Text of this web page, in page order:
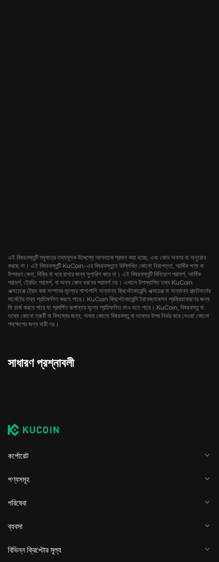
এই বিষয়বস্তুটি শুধুমাত্র তথ্যমূলক উদ্দেশ্যে আপনাকে প্রদান করা হচ্ছে, এবং কোন অফার বা অনুরোধ
করছে না। এই বিষয়বস্তুটি KuCoin-এর বিষয়বস্তুতে উল্লিখিত কোনো নিরাপত্তা, আর্থিক পণ্য বা
উপকরণ কেনা, বিক্রি বা ধরে রাখার জন্য সুপারিশ করে না। এই বিষয়বস্তুটি বিনিয়োগ পরামর্শ, আর্থিক
পরামর্শ, ট্রেডিং পরামর্শ, বা অন্য কোন ধরনের পরামর্শ নয়। এখানে উপস্থাপিত তথ্য KuCoin
এক্সচেঞ্জে ট্রেড করা সম্পদের মূল্যের পাশাপাশি অন্যান্য ক্রিপ্টোকারেন্সি এক্সচেঞ্জ বা অন্যান্য প্ল্যাটফর্মের
মার্কেটের তথ্য প্রতিফলিত করতে পারে। KuCoin ক্রিপ্টোকারেন্সি ট্রানজ্যাকশন প্রক্রিয়াকরণের জন্য
ফি চার্জ করতে পারে যা প্রদর্শিত রূপান্তর মূল্যে প্রতিফলিত নাও হতে পারে। KuCoin, বিষয়বস্তু বা
তথ্যে কোনো ত্রুটি বা বিলম্বের জন্য, অথবা কোনো বিষয়বস্তু বা তথ্যের উপর নির্ভর করে নেওয়া কোনো
পদক্ষেপের জন্য দায়ী নয়।
সাধারণ প্রশ্নাবলী
কর্পোরেট
পণ্যসমূহ
পরিষেবা
ব্যবসা
বিভিন্ন ক্রিপ্টোর মূল্য